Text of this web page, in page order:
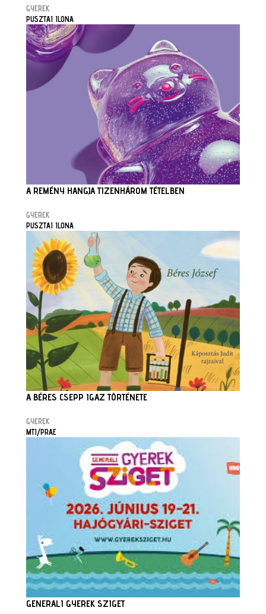
GYEREK
PUSZTAI ILONA
A REMÉNY HANGJA TIZENHÁROM TÉTELBEN
GYEREK
PUSZTAI ILONA
A BÉRES CSEPP IGAZ TÖRTÉNETE
GYEREK
MTI/PRAE
GENERALI GYEREK SZIGET